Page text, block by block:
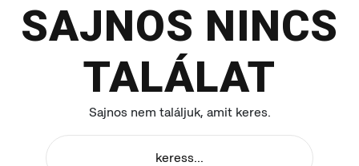
SAJNOS NINCS
TALÁLAT
Sajnos nem találjuk, amit keres.